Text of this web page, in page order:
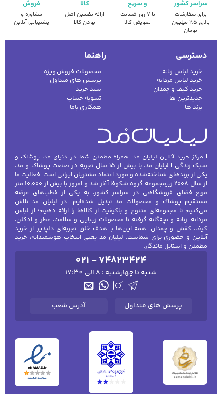
سراسر کشور
برای سفارشات
بالای ۲.۵ میلیون
تومان
و سریع
تا ۷ روز ضمانت
تعویض کالا
کالا
ارائه تضمین اصل
بودن کالا
فروش
مشاوره و
پشتیبانی آنلاین
دسترسی
خرید لباس زنانه
خرید لباس مردانه
خرید کیف و چمدان
جدیدترین ها
برند ها
راهنما
محصولات فروش ویژه
پرسش های متداول
سبد خرید
تسویه حساب
همکاری باما
| مرکز خرید آنلاین لیلیان مد؛ همراه مطمئن شما در دنیای مد، پوشاک و
سبک زندگی | لیلیان مد، با بیش از ۱۵ سال تجربه در صنعت پوشاک و مد،
یکی از برندهای شناخته‌شده و مورد اعتماد مشتریان ایرانی است. فعالیت ما
از سال ۲۰۰۸ زیرمجموعه گروه شکوفا آغاز شد و امروز با بیش از ۱۰٬۰۰۰ متر
مربع فضای فروشگاهی در سراسر کشور، به یکی از قطب‌های عرضه
مستقیم پوشاک و محصولات مد تبدیل شده‌ایم. در لیلیان مد تلاش
می‌کنیم تا مجموعه‌ای متنوع و باکیفیت از کالاها را ارائه دهیم؛ از لباس
مردانه، زنانه و بچه‌گانه گرفته تا محصولات زیبایی و سلامت، عطر و ادکلن،
کیف، کفش و چمدان. همه این‌ها با هدف خلق تجربه‌ای دلپذیر از خرید
آنلاین و حضوری برای شماست. لیلیان مد یعنی انتخاب هوشمندانه، خرید
مطمئن و استایل ماندگار.
021 - 74823424
شنبه تا چهارشنبه : 8 الی 17:30
پرسش های متداول آدرس شعب